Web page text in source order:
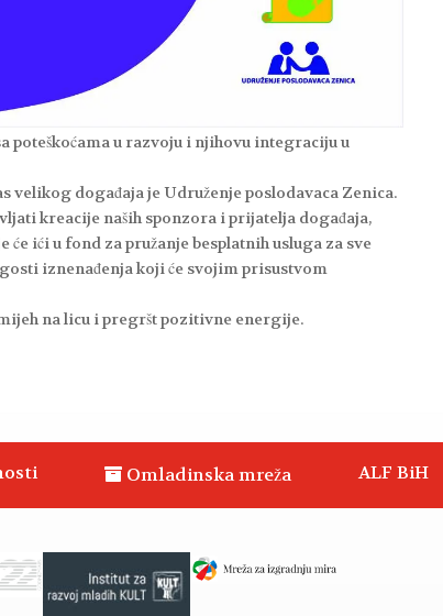
poteškoćama u razvoju i njihovu integraciju u
velikog događaja je Udruženje poslodavaca Zenica.
kreacije naših sponzora i prijatelja događaja,
ići u fond za pružanje besplatnih usluga za sve
iznenađenja koji će svojim prisustvom
na licu i pregršt pozitivne energije.
Omladinska mreža ALF BiH